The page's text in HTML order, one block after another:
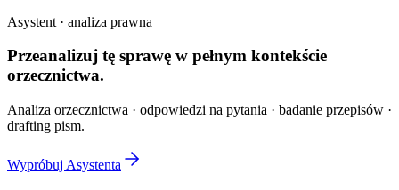
Asystent · analiza prawna
Przeanalizuj tę sprawę w pełnym kontekście
orzecznictwa.
Analiza orzecznictwa · odpowiedzi na pytania · badanie przepisów ·
drafting pism.
Wypróbuj Asystenta